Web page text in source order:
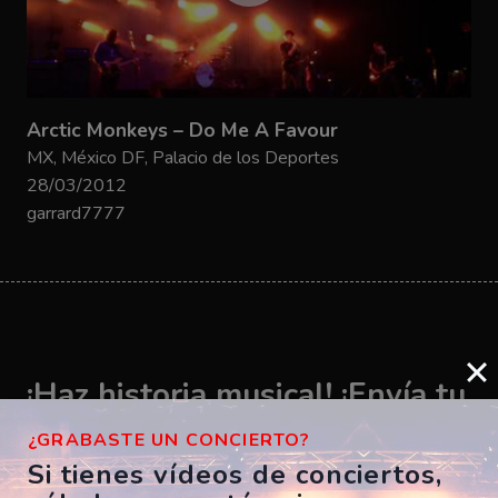
Arctic Monkeys – Do Me A Favour
MX, México DF, Palacio de los Deportes
28/03/2012
garrard7777
¡Haz historia musical! ¡Envía tu
vídeo ahora!
¿GRABASTE UN CONCIERTO?
Si tienes vídeos de conciertos,